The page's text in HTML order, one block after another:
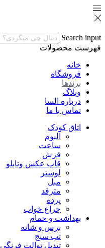
Search input
فهرست محصولات
خانه
فروشگاه
برندها
وبلاگ
درباره السا
تماس با ما
اتاق کودک
آلبوم
ساعت
فرش
قاب عکس وتابلو
لوستر
مبل
مترقد
پرده
چراغ خواب
بهداشت و حمام
برس و شانه
تب سنج
تبدیل توالت فرنگی